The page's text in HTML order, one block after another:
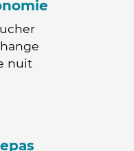
nuit